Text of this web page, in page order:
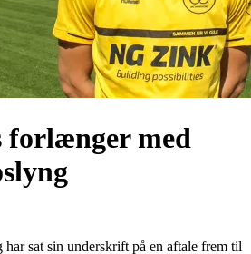
forlænger med
sat sin underskrift på en aftale frem til